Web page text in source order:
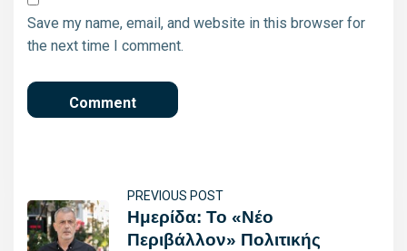
Save my name, email, and website in this browser for
the next time I comment.
PREVIOUS POST
Ημερίδα: Το «Νέο
Περιβάλλον» Πολιτικής